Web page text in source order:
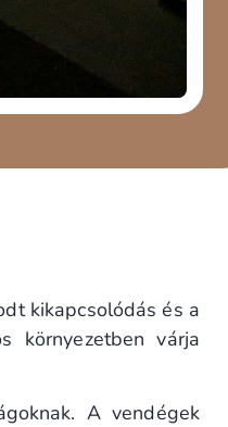
kikapcsolódás és a
környezetben várja
A vendégek